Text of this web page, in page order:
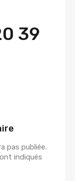
39
pas publiée.
indiqués